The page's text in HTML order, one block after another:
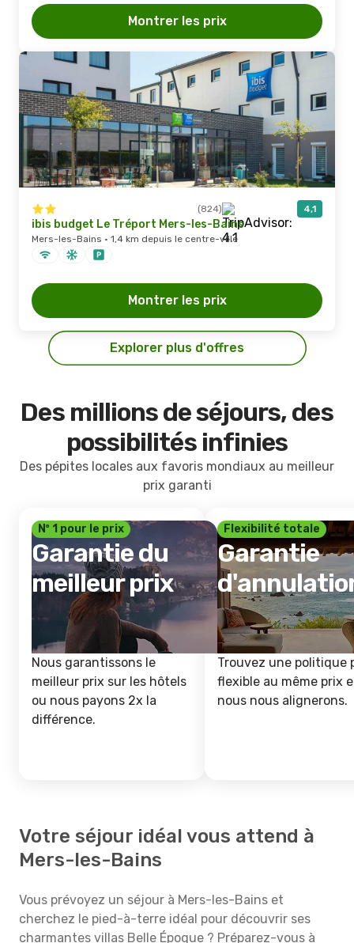
Montrer les prix
(824) 4,1
ibis budget Le Tréport Mers-les-Bains
Mers-les-Bains · 1,4 km depuis le centre-ville
Montrer les prix
Explorer plus d'offres
Des millions de séjours, des
possibilités infinies
Des pépites locales aux favoris mondiaux au meilleur
prix garanti
Nº 1 pour le prix
Garantie du
meilleur prix
Nous garantissons le
meilleur prix sur les hôtels
ou nous payons 2x la
différence.
Flexibilité totale
Garantie
Trouvez une politique
flexible au même prix
nous nous alignerons.
Votre séjour idéal vous attend à
Mers-les-Bains
Vous prévoyez un séjour à Mers-les-Bains et
cherchez le pied-à-terre idéal pour découvrir ses
charmantes villas Belle Époque ? Préparez-vous à